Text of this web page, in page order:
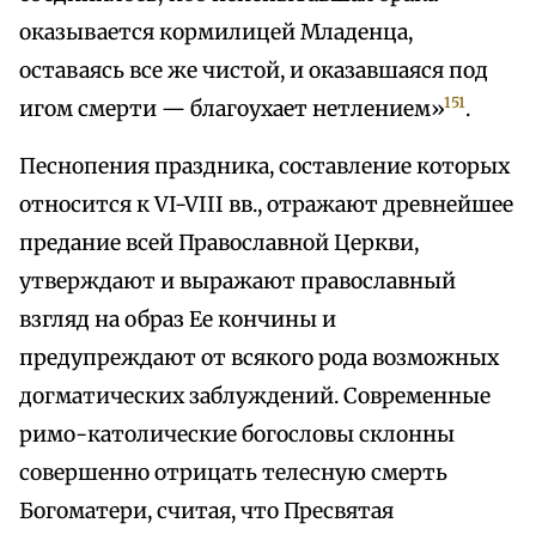
оказывается кормилицей Младенца,
оставаясь все же чистой, и оказавшаяся под
игом смерти — благоухает нетлением»151.
Песнопения праздника, составление которых
относится к VI-VIII вв., отражают древнейшее
предание всей Православной Церкви,
утверждают и выражают православный
взгляд на образ Ее кончины и
предупреждают от всякого рода возможных
догматических заблуждений. Современные
римо-католические богословы склонны
совершенно отрицать телесную смерть
Богоматери, считая, что Пресвятая